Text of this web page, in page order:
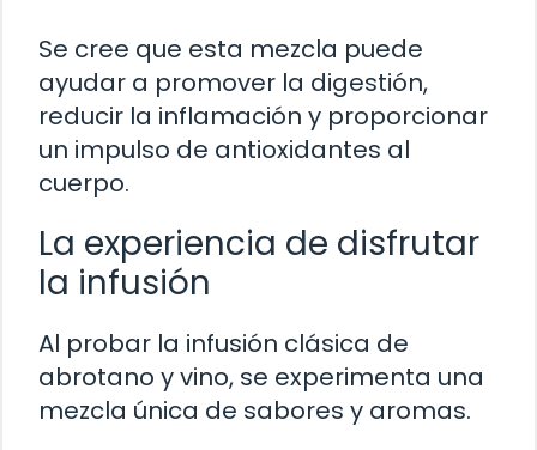
Se cree que esta mezcla puede
ayudar a promover la digestión,
reducir la inflamación y proporcionar
un impulso de antioxidantes al
cuerpo.
La experiencia de disfrutar
la infusión
Al probar la infusión clásica de
abrotano y vino, se experimenta una
mezcla única de sabores y aromas.